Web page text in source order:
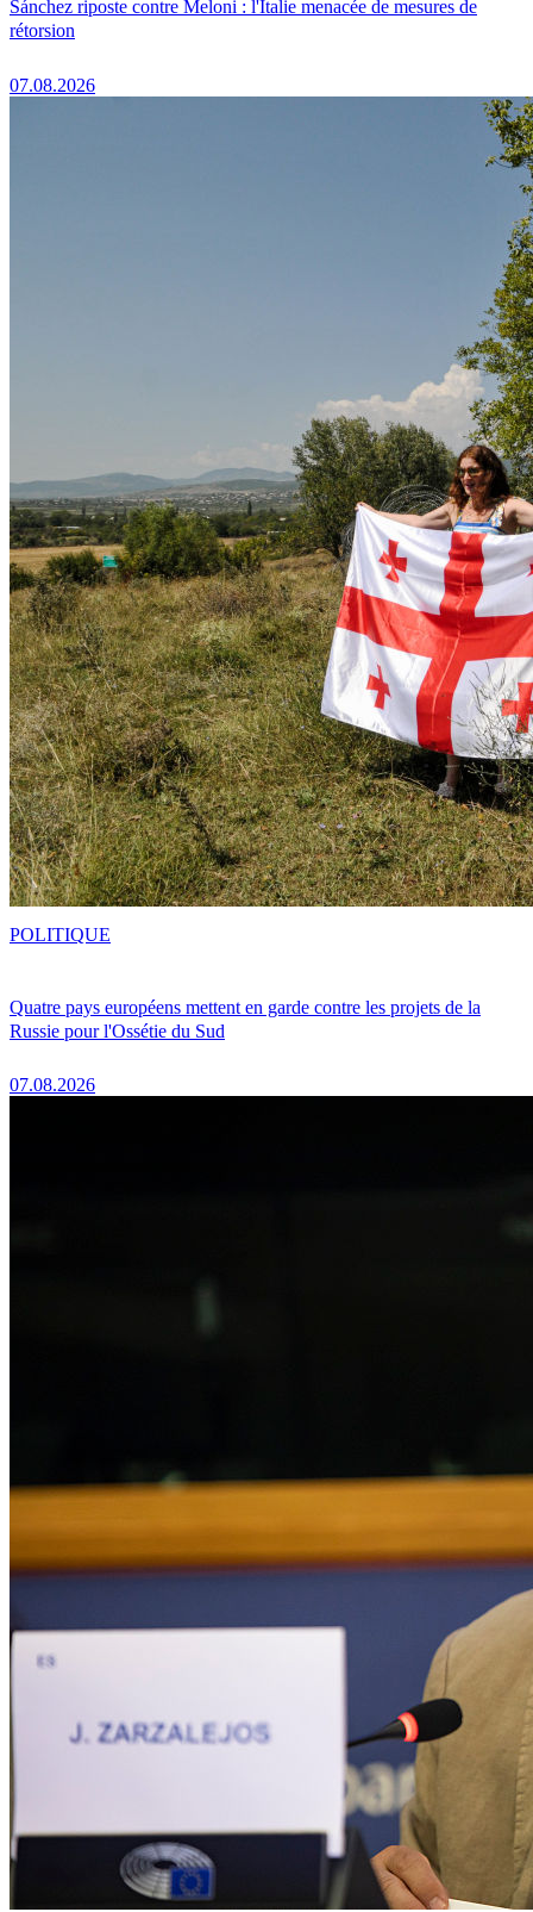
Sánchez riposte contre Meloni : l'Italie menacée de mesures de
rétorsion
07.08.2026
Quatre pays européens mettent en garde contre les projets de la
Russie pour l'Ossétie du Sud
07.08.2026
POLITIQUE